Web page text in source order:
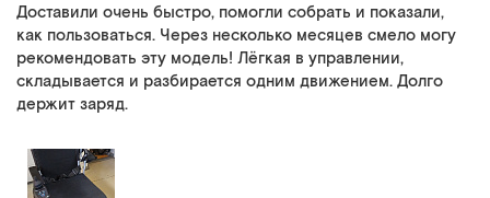
Доставили очень быстро, помогли собрать и показали,
как пользоваться. Через несколько месяцев смело могу
рекомендовать эту модель! Лёгкая в управлении,
складывается и разбирается одним движением. Долго
держит заряд.